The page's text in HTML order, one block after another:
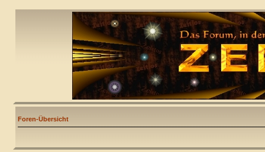
Foren-Übersicht